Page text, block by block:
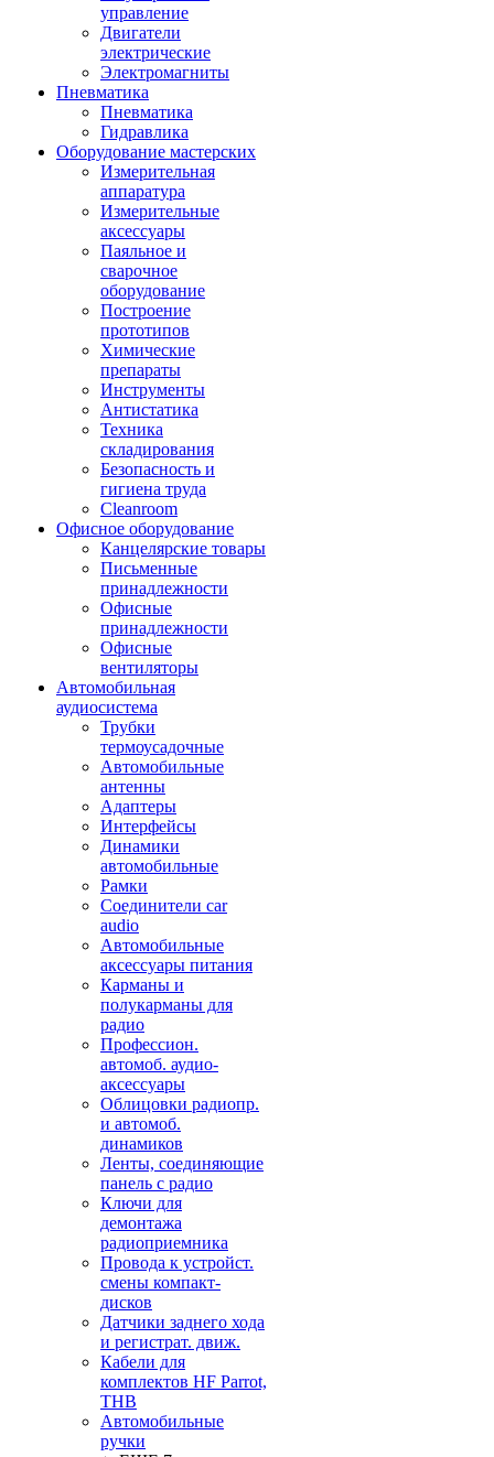
управление
Двигатели
электрические
Электромагниты
Пневматика
Пневматика
Гидравлика
Оборудование мастерских
Измерительная
аппаратура
Измерительные
аксессуары
Паяльное и
сварочное
оборудование
Построение
прототипов
Химические
препараты
Инструменты
Aнтистатика
Техника
складирования
Безопасность и
гигиена труда
Cleanroom
Офисное оборудование
Канцелярские товары
Письменные
принадлежности
Офисные
принадлежности
Офисные
вентиляторы
Автомобильная
аудиосистема
Трубки
термоусадочные
Автомобильные
антенны
Адаптеры
Интерфейсы
Динамики
автомобильные
Рамки
Соединители car
audio
Автомобильные
аксессуары питания
Карманы и
полукарманы для
радио
Профессион.
автомоб. аудио-
аксессуары
Облицовки радиопр.
и автомоб.
динамиков
Ленты, соединяющие
панель с радио
Ключи для
демонтажа
радиоприемника
Провода к устройст.
смены компакт-
дисков
Датчики заднего хода
и регистрат. движ.
Кабели для
комплектов HF Parrot,
THB
Автомобильные
ручки